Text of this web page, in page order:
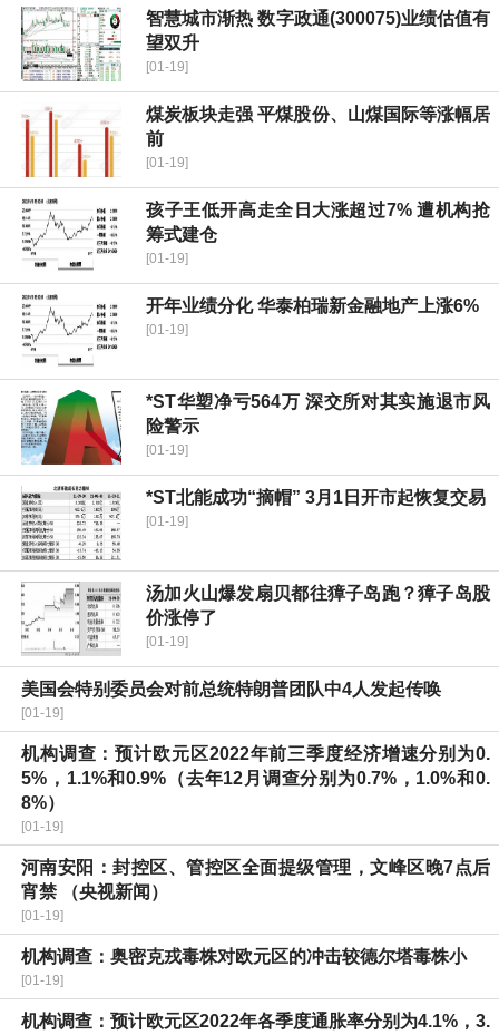
智慧城市渐热 数字政通(300075)业绩估值有
望双升
[01-19]
煤炭板块走强 平煤股份、山煤国际等涨幅居
前
[01-19]
孩子王低开高走全日大涨超过7% 遭机构抢
筹式建仓
[01-19]
开年业绩分化 华泰柏瑞新金融地产上涨6%
[01-19]
*ST华塑净亏564万 深交所对其实施退市风
险警示
[01-19]
*ST北能成功“摘帽” 3月1日开市起恢复交易
[01-19]
汤加火山爆发扇贝都往獐子岛跑？獐子岛股
价涨停了
[01-19]
美国会特别委员会对前总统特朗普团队中4人发起传唤
[01-19]
机构调查：预计欧元区2022年前三季度经济增速分别为0.
5%，1.1%和0.9%（去年12月调查分别为0.7%，1.0%和0.
8%）
[01-19]
河南安阳：封控区、管控区全面提级管理，文峰区晚7点后
宵禁 （央视新闻）
[01-19]
机构调查：奥密克戎毒株对欧元区的冲击较德尔塔毒株小
[01-19]
机构调查：预计欧元区2022年各季度通胀率分别为4.1%，3.